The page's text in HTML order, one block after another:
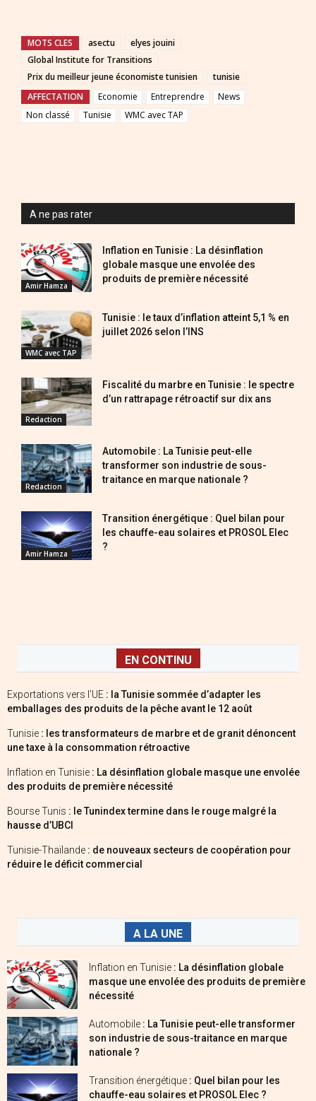
MOTS CLES asectu
elyes jouini
Global Institute for Transitions
Prix du meilleur jeune économiste tunisien
tunisie
AFFECTATION
Economie Entreprendre
News
Non classé
Tunisie WMC avec TAP
A ne pas rater
Amir Hamza
Inflation en Tunisie : La désinflation
globale masque une envolée des
produits de première nécessité
WMC avec TAP
Tunisie : le taux d’inflation atteint 5,1 % en
juillet 2026 selon l’INS
Redaction
Fiscalité du marbre en Tunisie : le spectre
d’un rattrapage rétroactif sur dix ans
Redaction
Automobile : La Tunisie peut-elle
transformer son industrie de sous-
traitance en marque nationale ?
Amir Hamza
Transition énergétique : Quel bilan pour
les chauffe-eau solaires et PROSOL Elec
?
EN CONTINU
Exportations vers l’UE : la Tunisie sommée d’adapter les
emballages des produits de la pêche avant le 12 août
Tunisie : les transformateurs de marbre et de granit dénoncent
une taxe à la consommation rétroactive
Inflation en Tunisie : La désinflation globale masque une envolée
des produits de première nécessité
Bourse Tunis : le Tunindex termine dans le rouge malgré la
hausse d’UBCI
Tunisie-Thaïlande : de nouveaux secteurs de coopération pour
réduire le déficit commercial
A LA UNE
Inflation en Tunisie : La désinflation globale
masque une envolée des produits de première
nécessité
Automobile : La Tunisie peut-elle transformer
son industrie de sous-traitance en marque
nationale ?
Transition énergétique : Quel bilan pour les
chauffe-eau solaires et PROSOL Elec ?